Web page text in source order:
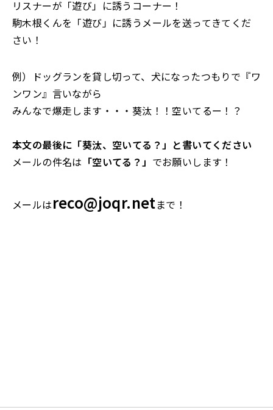
リスナーが「遊び」に誘うコーナー！
駒木根くんを「遊び」に誘うメールを送ってきてくだ
さい！
例）ドッグランを貸し切って、犬になったつもりで『ワ
ンワン』言いながら
みんなで爆走します・・・葵汰！！空いてるー！？
本文の最後に「葵汰、空いてる？」と書いてください
メールの件名は 「空いてる？」 でお願いします！
メールはreco@joqr.netまで！